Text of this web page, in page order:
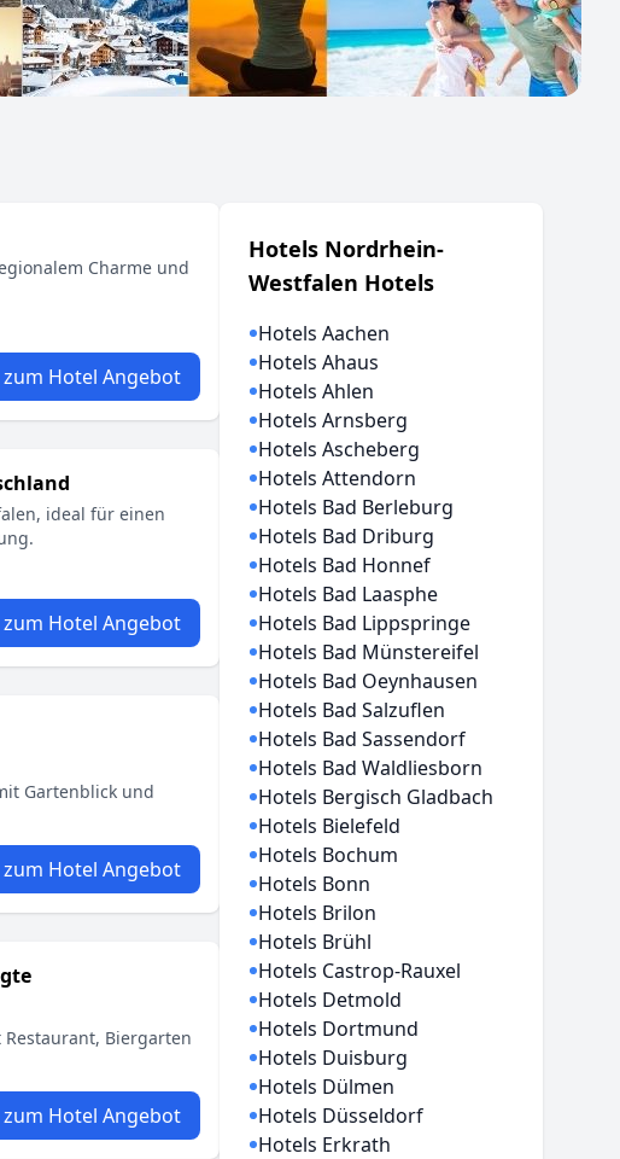
Charme und
zum Hotel Angebot
ideal für einen
zum Hotel Angebot
Gartenblick und
zum Hotel Angebot
Biergarten
zum Hotel Angebot
Hotels Nordrhein-
Westfalen Hotels
Hotels Aachen
Hotels Ahaus
Hotels Ahlen
Hotels Arnsberg
Hotels Ascheberg
Hotels Attendorn
Hotels Bad Berleburg
Hotels Bad Driburg
Hotels Bad Honnef
Hotels Bad Laasphe
Hotels Bad Lippspringe
Hotels Bad Münstereifel
Hotels Bad Oeynhausen
Hotels Bad Salzuflen
Hotels Bad Sassendorf
Hotels Bad Waldliesborn
Hotels Bergisch Gladbach
Hotels Bielefeld
Hotels Bochum
Hotels Bonn
Hotels Brilon
Hotels Brühl
Hotels Castrop-Rauxel
Hotels Detmold
Hotels Dortmund
Hotels Duisburg
Hotels Dülmen
Hotels Düsseldorf
Hotels Erkrath